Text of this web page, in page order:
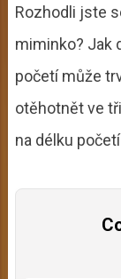
Rozhodli jste
miminko? Jak
početí může
otěhotnět ve
na délku